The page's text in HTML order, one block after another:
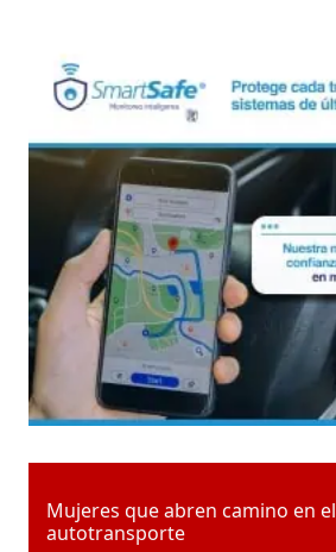
Mujeres que abren camino en el
autotransporte